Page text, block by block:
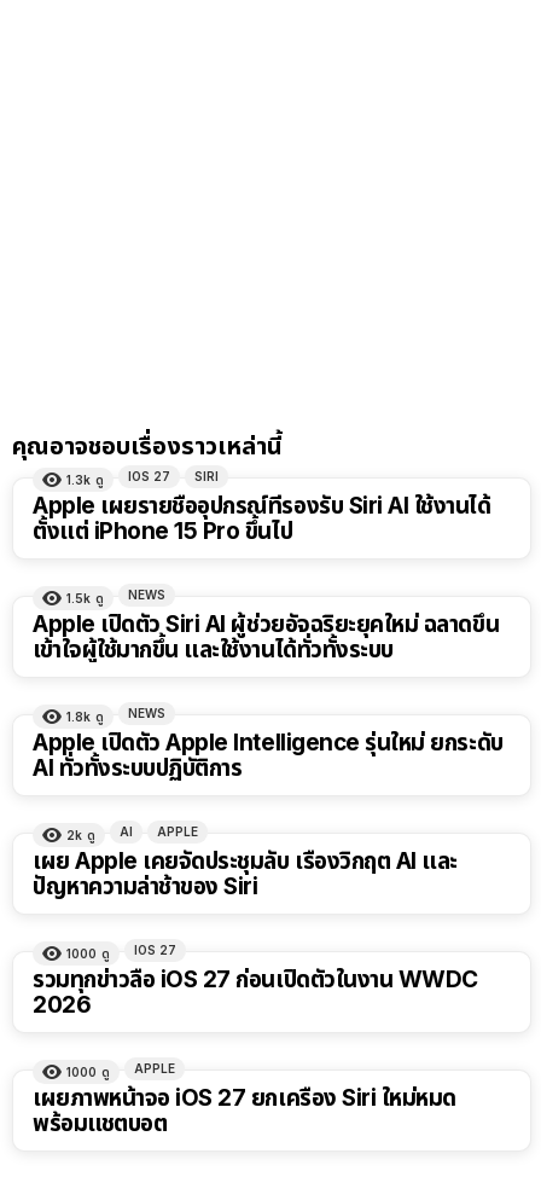
คุณอาจชอบเรื่องราวเหล่านี้
1.3k ดู IOS 27 SIRI
Apple เผยรายชื่ออุปกรณ์ที่รองรับ Siri AI ใช้งานได้
ตั้งแต่ iPhone 15 Pro ขึ้นไป
1.5k ดู NEWS
Apple เปิดตัว Siri AI ผู้ช่วยอัจฉริยะยุคใหม่ ฉลาดขึ้น
เข้าใจผู้ใช้มากขึ้น และใช้งานได้ทั่วทั้งระบบ
1.8k ดู NEWS
Apple เปิดตัว Apple Intelligence รุ่นใหม่ ยกระดับ
AI ทั่วทั้งระบบปฏิบัติการ
2k ดู AI APPLE
เผย Apple เคยจัดประชุมลับ เรื่องวิกฤต AI และ
ปัญหาความล่าช้าของ Siri
1000 ดู IOS 27
รวมทุกข่าวลือ iOS 27 ก่อนเปิดตัวในงาน WWDC
2026
1000 ดู APPLE
เผยภาพหน้าจอ iOS 27 ยกเครื่อง Siri ใหม่หมด
พร้อมแชตบอต